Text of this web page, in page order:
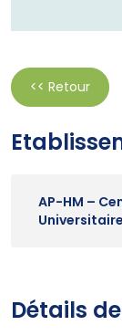
<< Retour
AP-HM –
Détails